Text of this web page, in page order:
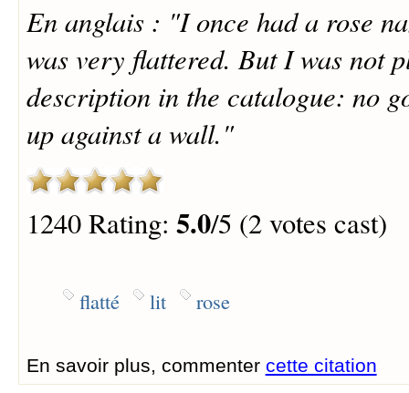
En anglais : "I once had a rose
was very flattered. But I was not
description in the catalogue: no
up against a wall."
1240 Rating: 5.0/5 (2 votes cast)
flatté lit rose
En savoir plus, commenter cette citation